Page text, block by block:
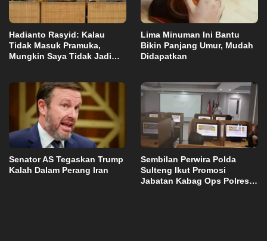
Hadianto Rasyid: Kalau
Tidak Masuk Pramuka,
Mungkin Saya Tidak Jadi
Lima Minuman Ini Bantu
Bikin Panjang Umur, Mudah
Didapatkan
Senator AS Tegaskan Trump
Kalah Dalam Perang Iran
Sembilan Perwira Polda
Sulteng Ikut Promosi
Jabatan Kabag Ops Polres